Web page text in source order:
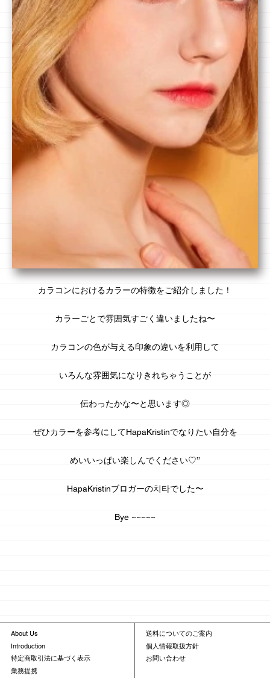
カラコンにおけるカラーの特徴をご紹介しました！
カラーごとで雰囲気すごく違いましたね〜
カラコンの色が与える印象の違いを利用して
いろんな雰囲気になりきれちゃうことが
伝わったかな〜と思います◎
ぜひカラーを参考にしてHapaKristinでなりたい自分を
めいいっぱい楽しんでください♡’’
HapaKristinブロガーの치타でした〜
Bye ~~~~~
About Us
Introduction
特定商取引法に基づく表示
業務提携
送料についてのご案内
個人情報取扱方針
お問い合わせ